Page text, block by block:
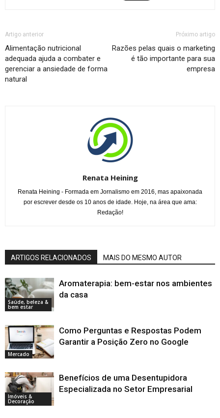
Artigo anterior
Alimentação nutricional
adequada ajuda a combater e
gerenciar a ansiedade de forma
natural
Próximo artigo
Razões pelas quais o marketing
é tão importante para sua
empresa
Renata Heining
Renata Heining - Formada em Jornalismo em 2016, mas apaixonada
por escrever desde os 10 anos de idade. Hoje, na área que ama:
Redação!
ARTIGOS RELACIONADOS MAIS DO MESMO AUTOR
Saúde, beleza &
bem estar
Aromaterapia: bem-estar nos ambientes
da casa
Mercado
Como Perguntas e Respostas Podem
Garantir a Posição Zero no Google
Imóveis &
Decoração
Benefícios de uma Desentupidora
Especializada no Setor Empresarial